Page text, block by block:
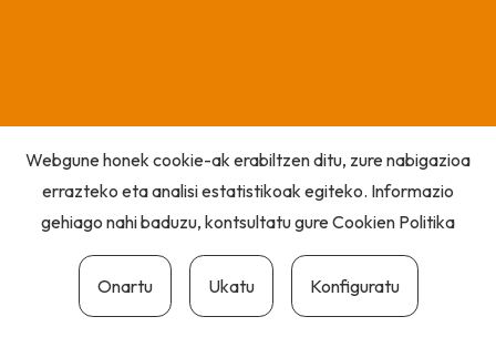
Webgune honek cookie-ak erabiltzen ditu, zure nabigazioa
errazteko eta analisi estatistikoak egiteko. Informazio
gehiago nahi baduzu, kontsultatu gureCookien Politika
Onartu Ukatu Konfiguratu